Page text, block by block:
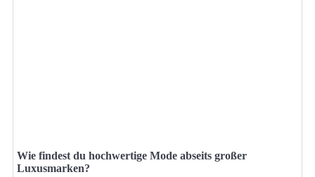
Wie findest du hochwertige Mode abseits großer
Luxusmarken?